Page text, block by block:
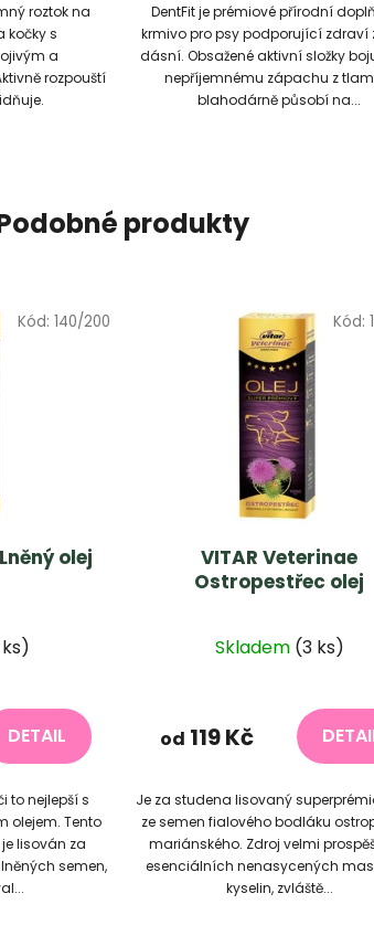
roztok na
kočky s
a
rozpouští
5
hvězdiček.
DentFit je prémiové přírodní
krmivo pro psy podporující zdraví
dásní. Obsažené aktivní složky
nepříjemnému zápachu z
blahodárně působí na...
produkty
olej
DETAIL
to nejlepší s
olejem. Tento
lisován za
semen,
Kód: 140/200
VITAR Veterinae
Ostropestřec olej
hodnocení
5,0
5
hvězdiček.
Skladem (3 ks)
od 119 Kč
Je za studena lisovaný
ze semen fialového bodláku
mariánského. Zdroj velmi
esenciálních nenasycených
kyselin, zvláště...
Kód: